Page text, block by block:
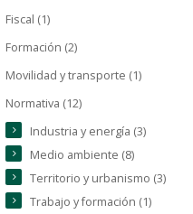
Fiscal (1)
Formación (2)
Movilidad y transporte (1)
Normativa (12)
Industria y energía (3)
Medio ambiente (8)
Territorio y urbanismo (3)
Trabajo y formación (1)